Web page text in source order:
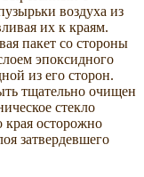
воздуха из
их к краям.
пакет со стороны
эпоксидного
из его сторон.
тщательно очищен
стекло
края осторожно
затвердевшего